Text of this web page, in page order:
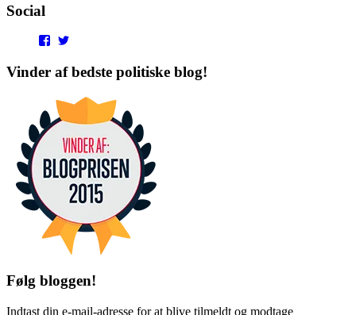
Social
View
profile
on
profile
on
Vinder af bedste politiske blog!
Følg bloggen!
Indtast din e-mail-adresse for at blive tilmeldt og modtage